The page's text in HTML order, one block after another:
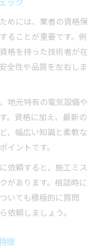
めには、業者の資格保
ることが重要です。例
格を持った技術者が在
全性や品質を左右しま
地元特有の電気設備や
。資格に加え、最新の
、幅広い知識と柔軟な
イントです。
依頼すると、施工ミス
があります。相談時に
いても積極的に質問
依頼しましょう。
徴